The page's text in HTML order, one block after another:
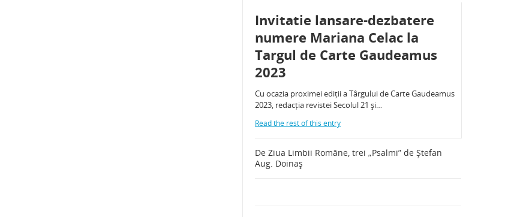
Invitatie lansare-dezbatere
numere Mariana Celac la
Targul de Carte Gaudeamus
2023
Cu ocazia proximei ediții a Târgului de Carte Gaudeamus
2023, redacția revistei Secolul 21 și…
Read the rest of this entry
De Ziua Limbii Române, trei „Psalmi” de Ștefan
Aug. Doinaș